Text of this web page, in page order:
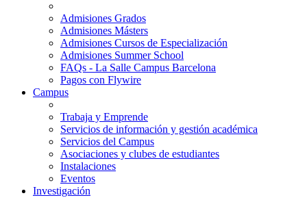
Admisiones Grados
Admisiones Másters
Admisiones Cursos de Especialización
Admisiones Summer School
FAQs - La Salle Campus Barcelona
Pagos con Flywire
Campus
Trabaja y Emprende
Servicios de información y gestión académica
Servicios del Campus
Asociaciones y clubes de estudiantes
Instalaciones
Eventos
Investigación